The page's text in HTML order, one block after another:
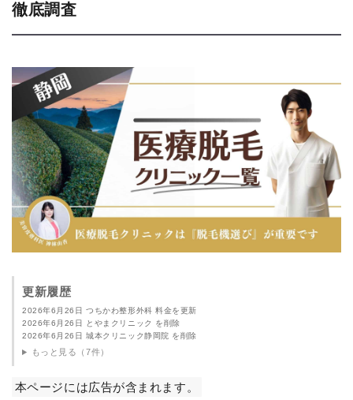
徹底調査
更新履歴
2026年6月26日 つちかわ整形外科 料金を更新
2026年6月26日 とやまクリニック を削除
2026年6月26日 城本クリニック静岡院 を削除
もっと見る（7件）
本ページには広告が含まれます。